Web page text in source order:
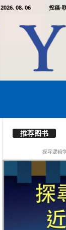
2026. 08. 06 投稿-
推荐图书
探寻逻辑